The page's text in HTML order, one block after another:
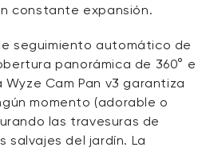
constante expansión.
seguimiento automático de
panorámica de 360° e
Wyze Cam Pan v3 garantiza
momento (adorable o
las travesuras de
salvajes del jardín. La